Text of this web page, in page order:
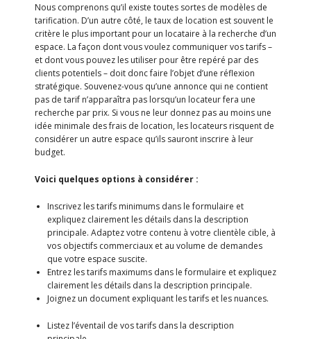
Nous comprenons qu’il existe toutes sortes de modèles de
tarification. D’un autre côté, le taux de location est souvent le
critère le plus important pour un locataire à la recherche d’un
espace. La façon dont vous voulez communiquer vos tarifs –
et dont vous pouvez les utiliser pour être repéré par des
clients potentiels – doit donc faire l’objet d’une réflexion
stratégique. Souvenez-vous qu’une annonce qui ne contient
pas de tarif n’apparaîtra pas lorsqu’un locateur fera une
recherche par prix. Si vous ne leur donnez pas au moins une
idée minimale des frais de location, les locateurs risquent de
considérer un autre espace qu’ils sauront inscrire à leur
budget.
Voici quelques options à considérer :
Inscrivez les tarifs minimums dans le formulaire et
expliquez clairement les détails dans la description
principale. Adaptez votre contenu à votre clientèle cible, à
vos objectifs commerciaux et au volume de demandes
que votre espace suscite.
Entrez les tarifs maximums dans le formulaire et expliquez
clairement les détails dans la description principale.
Joignez un document expliquant les tarifs et les nuances.
Listez l’éventail de vos tarifs dans la description